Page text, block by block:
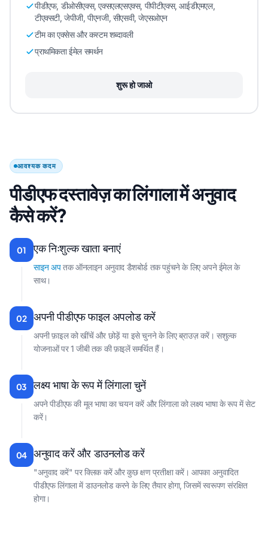
पीडीएफ, डीओसीएक्स, एक्सएलएसएक्स, पीपीटीएक्स, आईडीएमएल,
टीएक्सटी, जेपीजी, पीएनजी, सीएसवी, जेएसओएन
टीम का एक्सेस और कस्टम शब्दावली
प्राथमिकता ईमेल समर्थन
शुरू हो जाओ
आवश्यक कदम
पीडीएफ दस्तावेज़ का लिंगाला में अनुवाद
कैसे करें?
01 एक निःशुल्क खाता बनाएं
साइन अपतक ऑनलाइन अनुवाद डैशबोर्ड तक पहुंचने के लिए अपने ईमेल के
साथ।
02 अपनी पीडीएफ फाइल अपलोड करें
अपनी फ़ाइल को खींचें और छोड़ें या इसे चुनने के लिए ब्राउज़ करें। सशुल्क
योजनाओं पर 1 जीबी तक की फ़ाइलें समर्थित हैं।
03 लक्ष्य भाषा के रूप में लिंगाला चुनें
अपने पीडीएफ की मूल भाषा का चयन करें और लिंगाला को लक्ष्य भाषा के रूप में सेट
करें।
04 अनुवाद करें और डाउनलोड करें
"अनुवाद करें" पर क्लिक करें और कुछ क्षण प्रतीक्षा करें। आपका अनुवादित
पीडीएफ लिंगाला में डाउनलोड करने के लिए तैयार होगा, जिसमें स्वरूपण संरक्षित
होगा।